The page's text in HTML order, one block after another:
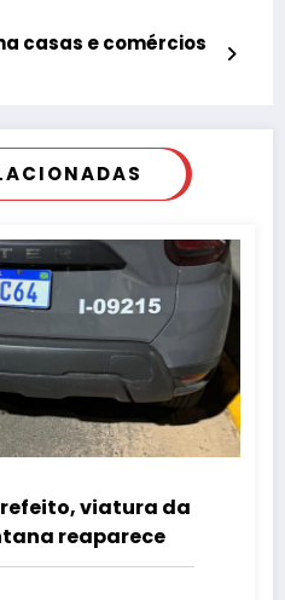
casas e comércios
viatura da
reaparece